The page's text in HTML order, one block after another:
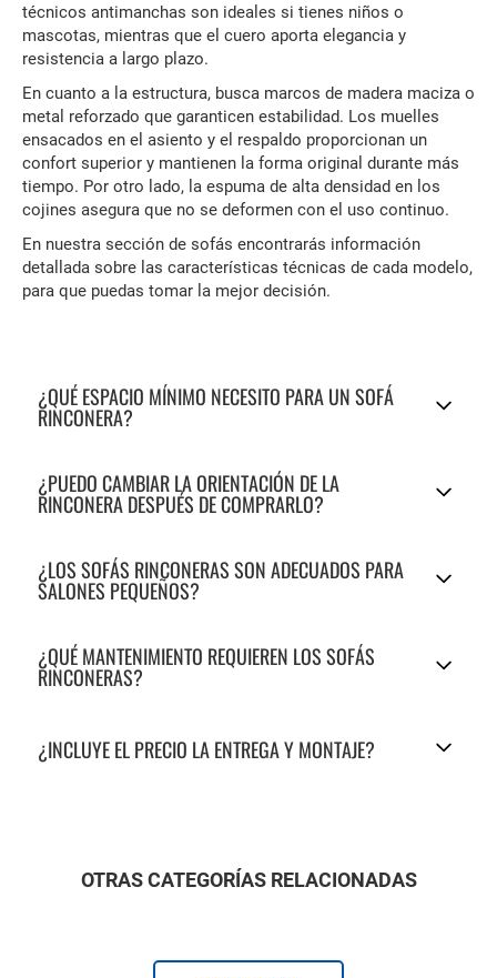
técnicos antimanchas son ideales si tienes niños o
mascotas, mientras que el cuero aporta elegancia y
resistencia a largo plazo.
En cuanto a la estructura, busca marcos de madera maciza o
metal reforzado que garanticen estabilidad. Los muelles
ensacados en el asiento y el respaldo proporcionan un
confort superior y mantienen la forma original durante más
tiempo. Por otro lado, la espuma de alta densidad en los
cojines asegura que no se deformen con el uso continuo.
En nuestra sección de sofás encontrarás información
detallada sobre las características técnicas de cada modelo,
para que puedas tomar la mejor decisión.
¿QUÉ ESPACIO MÍNIMO NECESITO PARA UN SOFÁ
RINCONERA?
¿PUEDO CAMBIAR LA ORIENTACIÓN DE LA
RINCONERA DESPUÉS DE COMPRARLO?
¿LOS SOFÁS RINCONERAS SON ADECUADOS PARA
SALONES PEQUEÑOS?
¿QUÉ MANTENIMIENTO REQUIEREN LOS SOFÁS
RINCONERAS?
¿INCLUYE EL PRECIO LA ENTREGA Y MONTAJE?
OTRAS CATEGORÍAS RELACIONADAS